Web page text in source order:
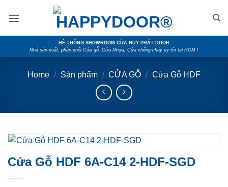
HỆ THỐNG SHOWROOM CỬA HUY PHÁT DOOR
Nhà sản xuất, phân phối Cửa gỗ, Cửa Nhựa, Cửa chống cháy uy tín tại HCM !
Home / Sản phẩm / CỬA GỖ / Cửa Gỗ HDF
Cửa Gỗ HDF 6A-C14 2-HDF-SGD